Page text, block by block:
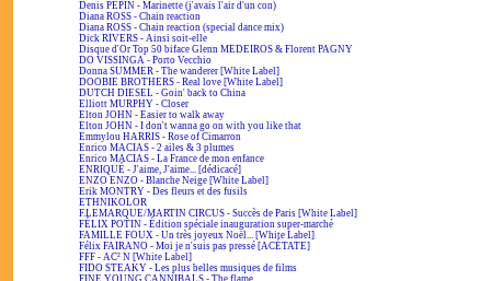
Denis PEPIN - Marinette (j'avais l'air d'un con)
Diana ROSS - Chain reaction
Diana ROSS - Chain reaction (special dance mix)
Dick RIVERS - Ainsi soit-elle
Disque d'Or Top 50 biface Glenn MEDEIROS & Florent PAGNY
DO VISSINGA - Porto Vecchio
Donna SUMMER - The wanderer [White Label]
DOOBIE BROTHERS - Real love [White Label]
DUTCH DIESEL - Goin' back to China
Elliott MURPHY - Closer
Elton JOHN - Easier to walk away
Elton JOHN - I don't wanna go on with you like that
Emmylou HARRIS - Rose of Cimarron
Enrico MACIAS - 2 ailes & 3 plumes
Enrico MACIAS - La France de mon enfance
ENRIQUÉ - J'aime, J'aime... [dédicacé]
ENZO ENZO - Blanche Neige [White Label]
Erik MONTRY - Des fleurs et des fusils
ETHNIKOLOR
F.LEMARQUE/MARTIN CIRCUS - Succès de Paris [White Label]
FÉLIX POTIN - Édition spéciale inauguration super-marché
FAMILLE FOUX - Un très joyeux Noël... [White Label]
Félix FAIRANO - Moi je n'suis pas pressé [ACÉTATE]
FFF - AC² N [White Label]
FIDO STEAKY - Les plus belles musiques de films
FINE YOUNG CANNIBALS - The flame